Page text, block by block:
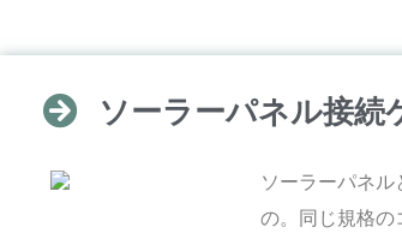
ソーラーパネル接続
ソーラーパネ
の。同じ規格の